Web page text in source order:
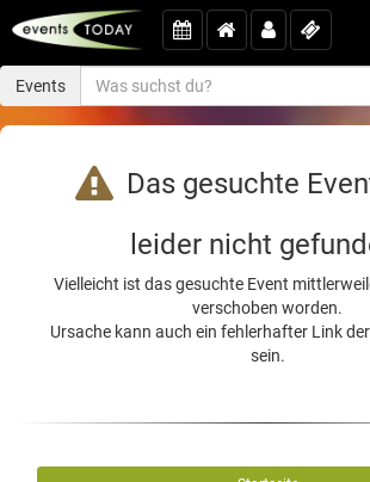
Events
Das gesuchte
leider nicht
Vielleicht ist das gesuchte Event
verschoben worden.
Ursache kann auch ein fehlerhafter Link
sein.